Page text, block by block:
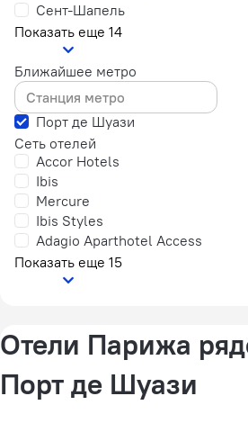
Сент-Шапель
Показать еще 14
Ближайшее метро
Порт де Шуази
Сеть отелей
Accor Hotels
Ibis
Mercure
Ibis Styles
Adagio Aparthotel Access
Показать еще 15
Отели Парижа
Порт де Шуази